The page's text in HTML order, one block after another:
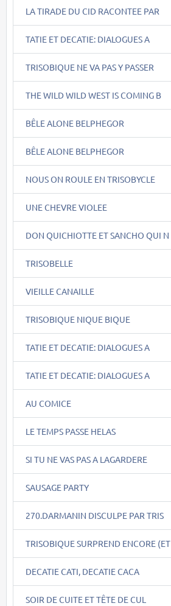
LA TIRADE DU CID RACONTEE PAR
TATIE ET DECATIE: DIALOGUES A
TRISOBIQUE NE VA PAS Y PASSER
THE WILD WILD WEST IS COMING B
BÊLE ALONE BELPHEGOR
BÊLE ALONE BELPHEGOR
NOUS ON ROULE EN TRISOBYCLE
UNE CHEVRE VIOLEE
DON QUICHIOTTE ET SANCHO QUI N
TRISOBELLE
VIEILLE CANAILLE
TRISOBIQUE NIQUE BIQUE
TATIE ET DECATIE: DIALOGUES A
TATIE ET DECATIE: DIALOGUES A
AU COMICE
LE TEMPS PASSE HELAS
SI TU NE VAS PAS A LAGARDERE
SAUSAGE PARTY
270.DARMANIN DISCULPE PAR TRIS
TRISOBIQUE SURPREND ENCORE (ET
DECATIE CATI, DECATIE CACA
SOIR DE CUITE ET TÊTE DE CUL